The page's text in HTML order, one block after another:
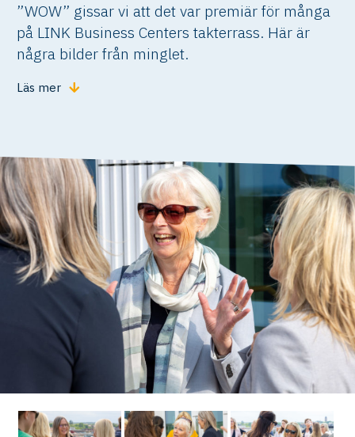
”WOW” gissar vi att det var premiär för många
på LINK Business Centers takterrass. Här är
några bilder från minglet.
Läs mer